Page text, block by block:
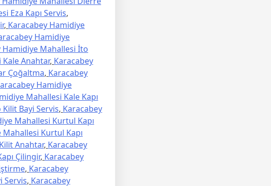
Eza Kapı Servis,
, Karacabey Hamidiye
Hamidiye
Hamidiye Mahallesi İto
Anahtar, Karacabey
Çoğaltma, Karacabey
Hamidiye
Mahallesi Kale Kapı
Bayi Servis, Karacabey
Mahallesi Kurtul Kapı
Kurtul Kapı
Anahtar, Karacabey
Çilingir, Karacabey
, Karacabey
Servis, Karacabey